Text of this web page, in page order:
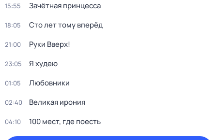
15:55 Зачётная принцесса
18:05 Сто лет тому вперёд
21:00 Руки Вверх!
23:05 Я худею
01:05 Любовники
02:40 Великая ирония
04:10 100 мест, где поесть